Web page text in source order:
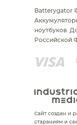
Batterygator
ноутбуков.
Российской
Сайт создан и
стараниям и